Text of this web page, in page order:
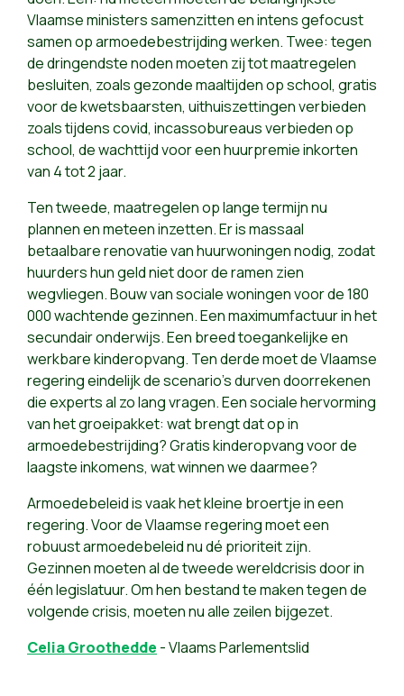
Vlaamse ministers samenzitten en intens gefocust
samen op armoedebestrijding werken. Twee: tegen
de dringendste noden moeten zij tot maatregelen
besluiten, zoals gezonde maaltijden op school, gratis
voor de kwetsbaarsten, uithuiszettingen verbieden
zoals tijdens covid, incassobureaus verbieden op
school, de wachttijd voor een huurpremie inkorten
van 4 tot 2 jaar.
Ten tweede, maatregelen op lange termijn nu
plannen en meteen inzetten. Er is massaal
betaalbare renovatie van huurwoningen nodig, zodat
huurders hun geld niet door de ramen zien
wegvliegen. Bouw van sociale woningen voor de 180
000 wachtende gezinnen. Een maximumfactuur in het
secundair onderwijs. Een breed toegankelijke en
werkbare kinderopvang. Ten derde moet de Vlaamse
regering eindelijk de scenario’s durven doorrekenen
die experts al zo lang vragen. Een sociale hervorming
van het groeipakket: wat brengt dat op in
armoedebestrijding? Gratis kinderopvang voor de
laagste inkomens, wat winnen we daarmee?
Armoedebeleid is vaak het kleine broertje in een
regering. Voor de Vlaamse regering moet een
robuust armoedebeleid nu dé prioriteit zijn.
Gezinnen moeten al de tweede wereldcrisis door in
één legislatuur. Om hen bestand te maken tegen de
volgende crisis, moeten nu alle zeilen bijgezet.
Celia Groothedde - Vlaams Parlementslid